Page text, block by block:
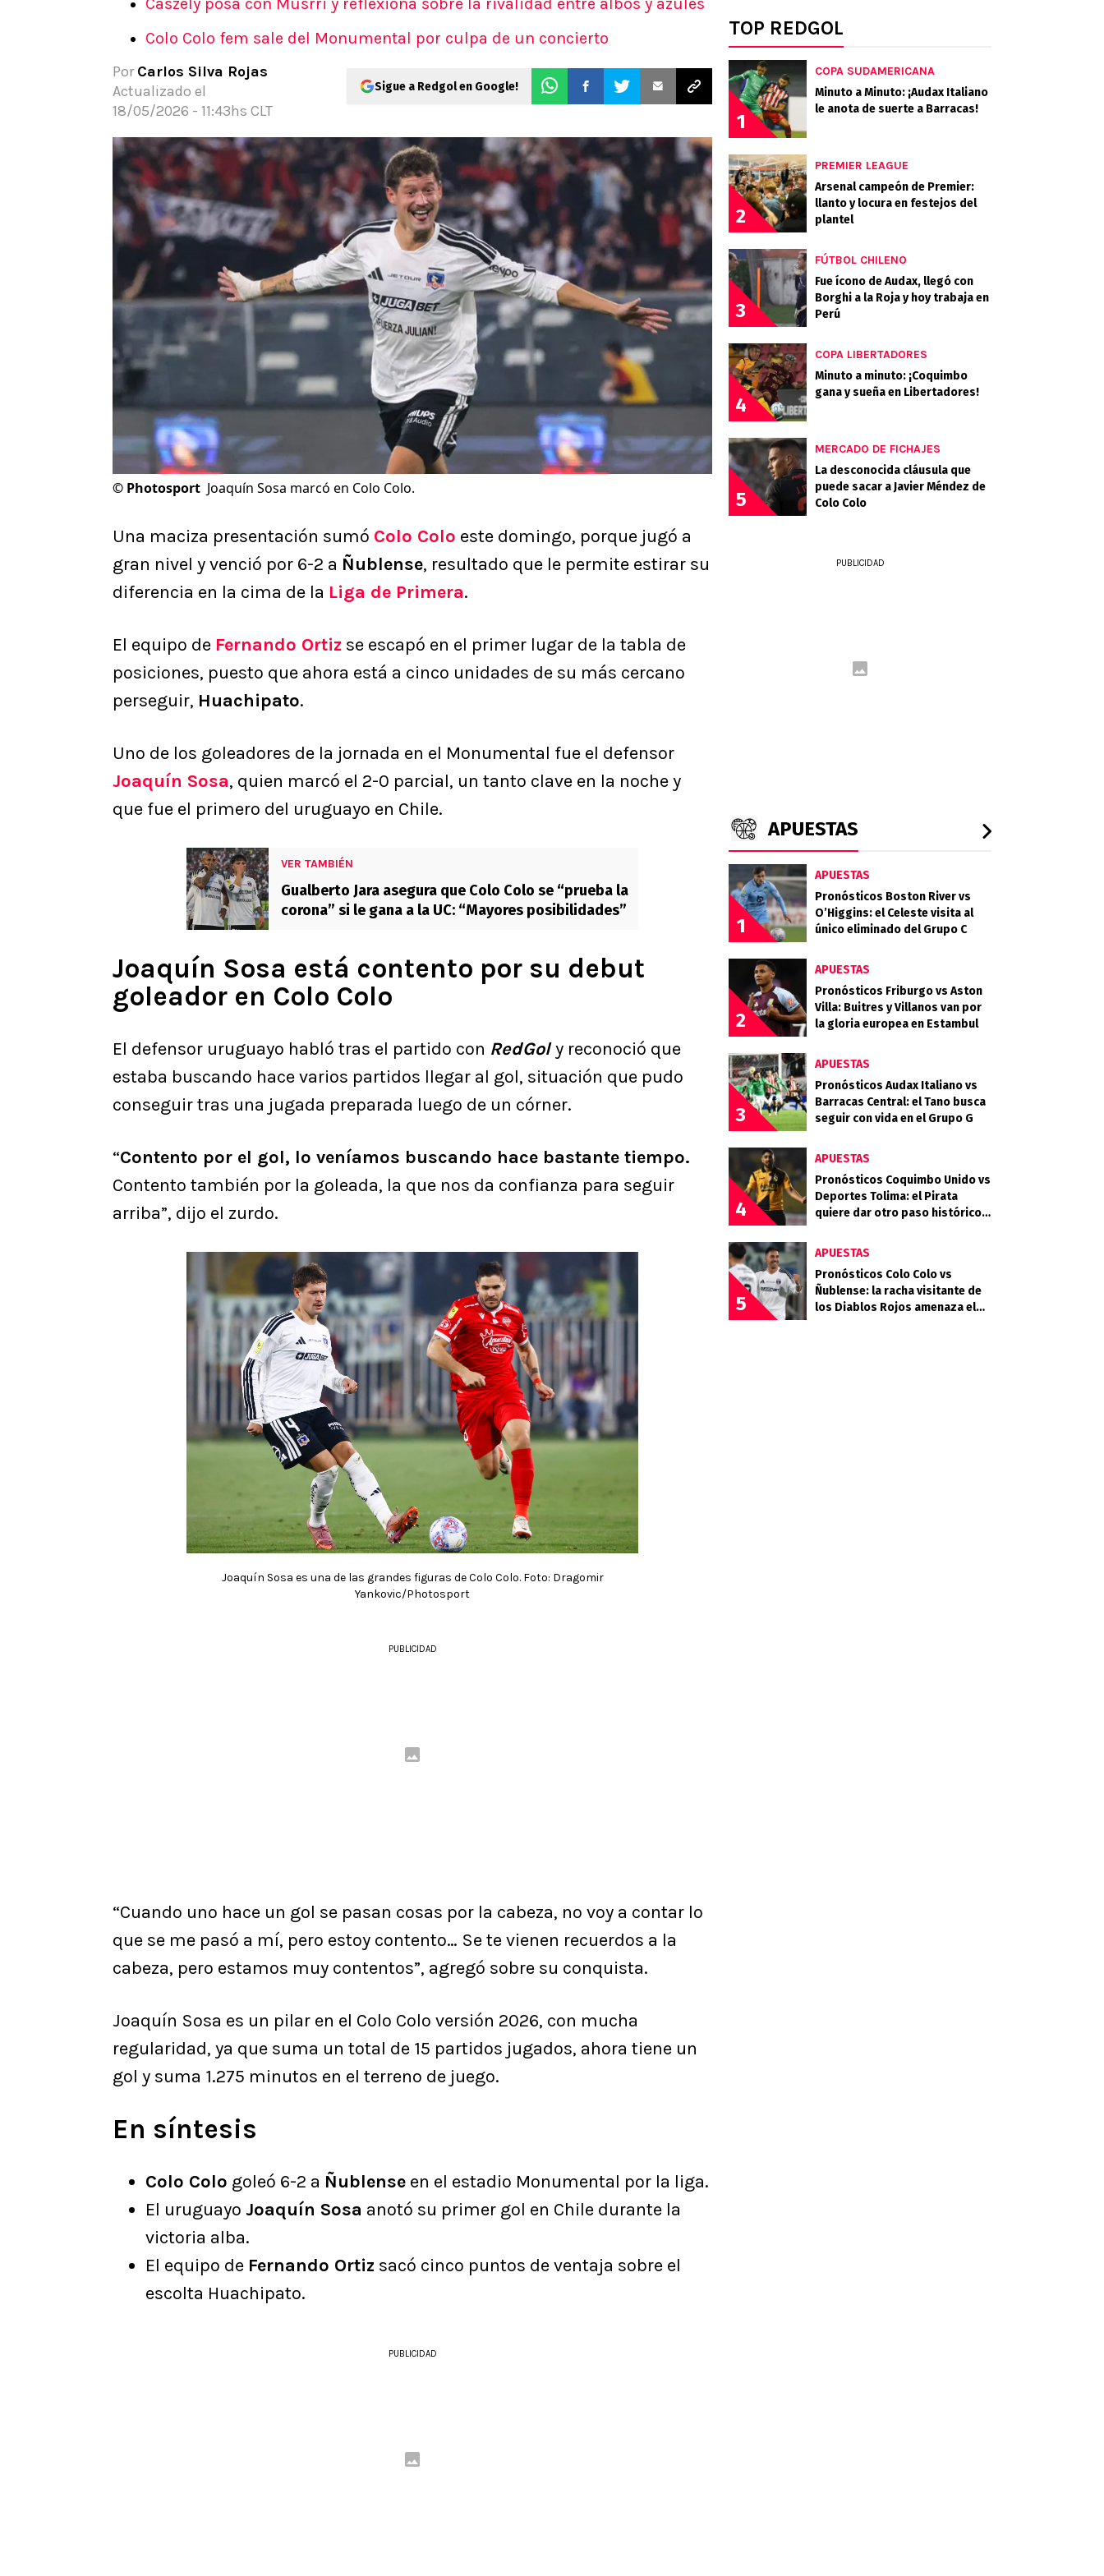
Pronósticos
Apuestas Mundial 2026
Colo Colo fem sale del Monumental por culpa de un concierto
Por Carlos Silva Rojas
Actualizado el
18/05/2026 - 11:43hs CLT
Sigue a Redgol en Google!
© Photosport Joaquín Sosa marcó en Colo Colo.
Una maciza presentación sumó Colo Colo este domingo, porque jugó a
gran nivel y venció por 6-2 a Ñublense, resultado que le permite estirar su
diferencia en la cima de la Liga de Primera.
El equipo de Fernando Ortiz se escapó en el primer lugar de la tabla de
posiciones, puesto que ahora está a cinco unidades de su más cercano
perseguir, Huachipato.
Uno de los goleadores de la jornada en el Monumental fue el defensor
Joaquín Sosa, quien marcó el 2-0 parcial, un tanto clave en la noche y
que fue el primero del uruguayo en Chile.
VER TAMBIÉN
Gualberto Jara asegura que Colo Colo se “prueba la
corona” si le gana a la UC: “Mayores posibilidades”
Joaquín Sosa está contento por su debut
goleador en Colo Colo
El defensor uruguayo habló tras el partido con RedGoly reconoció que
estaba buscando hace varios partidos llegar al gol, situación que pudo
conseguir tras una jugada preparada luego de un córner.
“Contento por el gol, lo veníamos buscando hace bastante tiempo.
Contento también por la goleada, la que nos da confianza para seguir
arriba”, dijo el zurdo.
Joaquín Sosa es una de las grandes figuras de Colo Colo. Foto: Dragomir
Yankovic/Photosport
PUBLICIDAD
“Cuando uno hace un gol se pasan cosas por la cabeza, no voy a contar lo
que se me pasó a mí, pero estoy contento… Se te vienen recuerdos a la
cabeza, pero estamos muy contentos”, agregó sobre su conquista.
Joaquín Sosa es un pilar en el Colo Colo versión 2026, con mucha
regularidad, ya que suma un total de 15 partidos jugados, ahora tiene un
gol y suma 1.275 minutos en el terreno de juego.
En síntesis
Colo Colo goleó 6-2 a Ñublense en el estadio Monumental por la liga.
El uruguayo Joaquín Sosa anotó su primer gol en Chile durante la
victoria alba.
El equipo de Fernando Ortiz sacó cinco puntos de ventaja sobre el
escolta Huachipato.
PUBLICIDAD
TOP REDGOL
1
COPA SUDAMERICANA
Minuto a Minuto: ¡Audax Italiano
le anota de suerte a Barracas!
2
PREMIER LEAGUE
Arsenal campeón de Premier:
llanto y locura en festejos del
plantel
3
FÚTBOL CHILENO
Fue ícono de Audax, llegó con
Borghi a la Roja y hoy trabaja en
Perú
4
COPA LIBERTADORES
Minuto a minuto: ¡Coquimbo
gana y sueña en Libertadores!
5
MERCADO DE FICHAJES
La desconocida cláusula que
puede sacar a Javier Méndez de
Colo Colo
PUBLICIDAD
APUESTAS
1
APUESTAS
Pronósticos Boston River vs
O’Higgins: el Celeste visita al
único eliminado del Grupo C
2
APUESTAS
Pronósticos Friburgo vs Aston
Villa: Buitres y Villanos van por
la gloria europea en Estambul
3
APUESTAS
Pronósticos Audax Italiano vs
Barracas Central: el Tano busca
seguir con vida en el Grupo G
4
APUESTAS
Pronósticos Coquimbo Unido vs
Deportes Tolima: el Pirata
quiere dar otro paso histórico
5
APUESTAS
Pronósticos Colo Colo vs
Ñublense: la racha visitante de
los Diablos Rojos amenaza el